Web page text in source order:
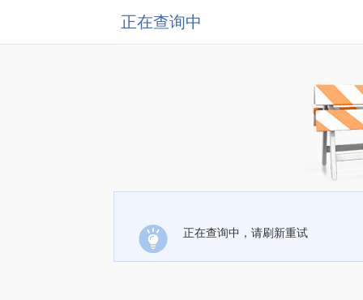
正在查询中
正在查询中，请刷新重试